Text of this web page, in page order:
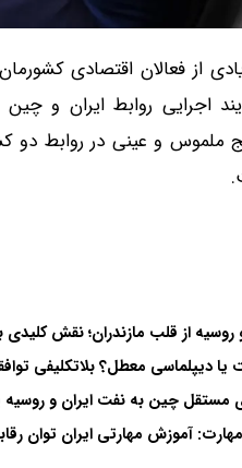
فعالان اقتصادی کشورمان
اجرایی روابط ایران و
ملموس و عینی در روابط دو
از قلب مازندران؛ نقش کلیدی
دیپلماسی معطل؟ بلاتکلیفی
چین به نفت ایران و روسیه
آموزش مهارتی ایران توان